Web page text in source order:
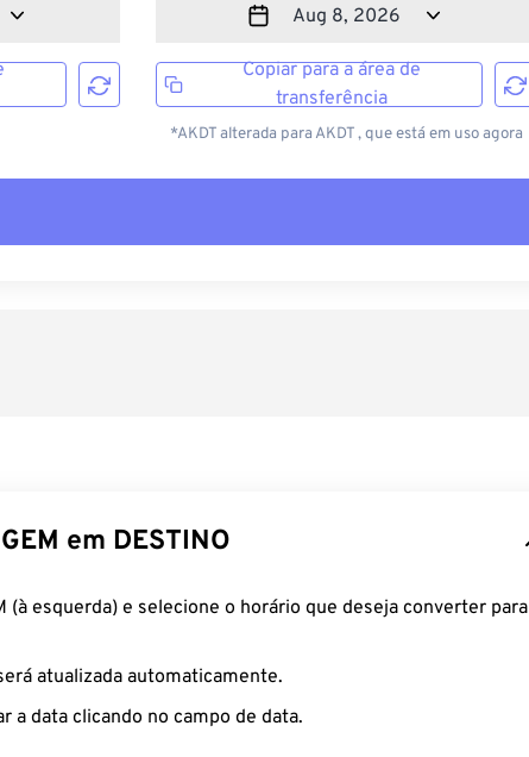
Copiar para a área de
transferência
*AKDT alterada para AKDT , que está em uso agora
em DESTINO
(à esquerda) e selecione o horário que deseja converter para
atualizada automaticamente.
a data clicando no campo de data.